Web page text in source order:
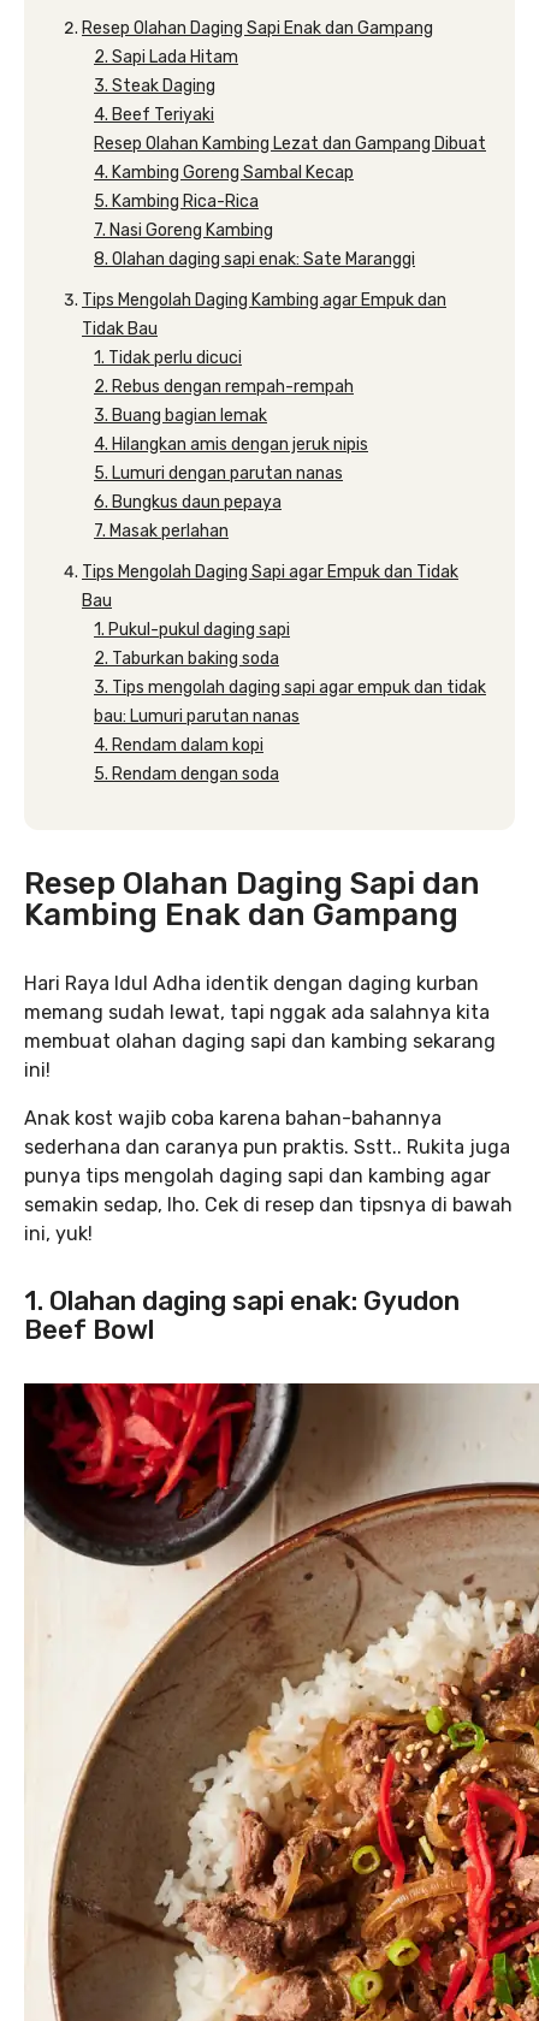
Resep Olahan Daging Sapi Enak dan Gampang
2. Sapi Lada Hitam
3. Steak Daging
4. Beef Teriyaki
Resep Olahan Kambing Lezat dan Gampang Dibuat
4. Kambing Goreng Sambal Kecap
5. Kambing Rica-Rica
7. Nasi Goreng Kambing
8. Olahan daging sapi enak: Sate Maranggi
Tips Mengolah Daging Kambing agar Empuk dan
Tidak Bau
1. Tidak perlu dicuci
2. Rebus dengan rempah-rempah
3. Buang bagian lemak
4. Hilangkan amis dengan jeruk nipis
5. Lumuri dengan parutan nanas
6. Bungkus daun pepaya
7. Masak perlahan
Tips Mengolah Daging Sapi agar Empuk dan Tidak
Bau
1. Pukul-pukul daging sapi
2. Taburkan baking soda
3. Tips mengolah daging sapi agar empuk dan tidak
bau: Lumuri parutan nanas
4. Rendam dalam kopi
5. Rendam dengan soda
Resep Olahan Daging Sapi dan
Kambing Enak dan Gampang
Hari Raya Idul Adha identik dengan daging kurban
memang sudah lewat, tapi nggak ada salahnya kita
membuat olahan daging sapi dan kambing sekarang
ini!
Anak kost wajib coba karena bahan-bahannya
sederhana dan caranya pun praktis. Sstt.. Rukita juga
punya tips mengolah daging sapi dan kambing agar
semakin sedap, lho. Cek di resep dan tipsnya di bawah
ini, yuk!
1. Olahan daging sapi enak: Gyudon
Beef Bowl